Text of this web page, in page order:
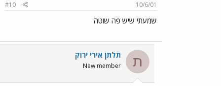
10/6/01
#10
שמעתי שיש פה שוטה
ת תלתן אירי ירוק
New member